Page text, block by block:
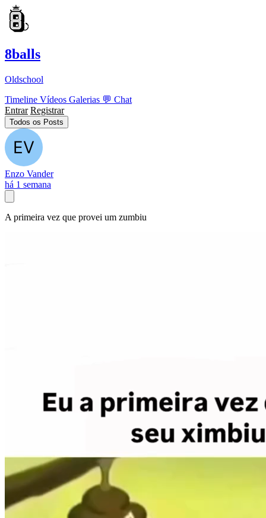
8balls
Oldschool
Timeline Vídeos Galerias 💬 Chat
Entrar Registrar
Todos os Posts
Enzo Vander
há 1 semana
A primeira vez que provei um zumbiu